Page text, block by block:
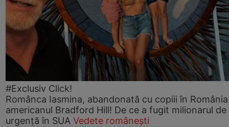
#Exclusiv Click!
Românca Iasmina, abandonată cu copiii în
americanul Bradford Hill! De ce a fugit milionarul de
urgență în SUA Vedete românești